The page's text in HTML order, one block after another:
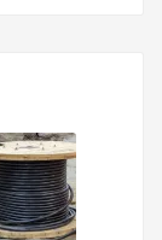
vos
à installer.